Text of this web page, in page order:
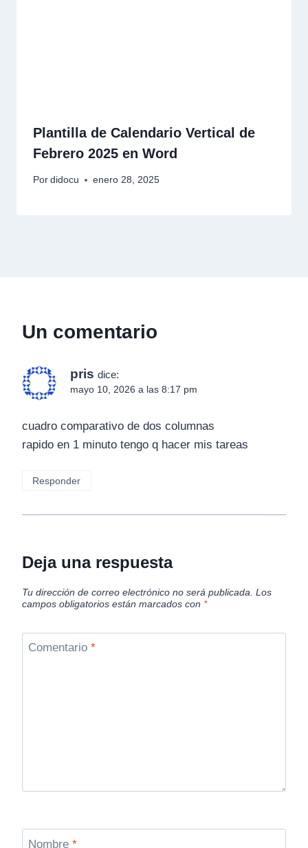
Plantilla de Calendario Vertical de
Febrero 2025 en Word
Por didocu enero 28, 2025
Un comentario
pris dice:
mayo 10, 2026 a las 8:17 pm
cuadro comparativo de dos columnas
rapido en 1 minuto tengo q hacer mis tareas
Responder
Deja una respuesta
Tu dirección de correo electrónico no será publicada. Los
campos obligatorios están marcados con *
Comentario *
Nombre *